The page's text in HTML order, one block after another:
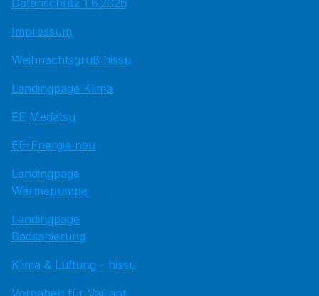
Datenschutz 1.6.2026
Impressum
Weihnachtsgruß hissu
Landingpage Klima
EE Medatsu
EE-Energie neu
Landingpage
Wärmepumpe
Landingpage
Badsanierung
Klima & Lüftung - hissu
Vorgaben für Vaillant